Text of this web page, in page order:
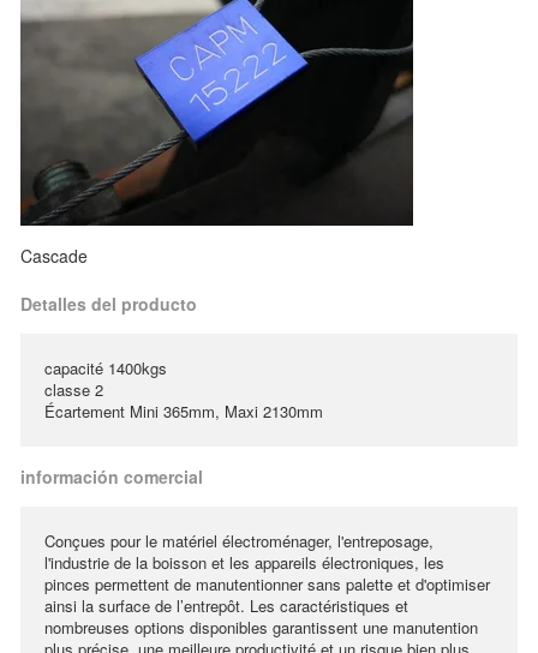
Cascade
Detalles del producto
capacité 1400kgs
classe 2
Écartement Mini 365mm, Maxi 2130mm
información comercial
Conçues pour le matériel électroménager, l'entreposage,
l'industrie de la boisson et les appareils électroniques, les
pinces permettent de manutentionner sans palette et d'optimiser
ainsi la surface de l’entrepôt. Les caractéristiques et
nombreuses options disponibles garantissent une manutention